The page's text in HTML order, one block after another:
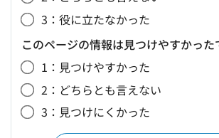
3：役に立たなかった
このページの情報は見つけやすかった
1：見つけやすかった
2：どちらとも言えない
3：見つけにくかった